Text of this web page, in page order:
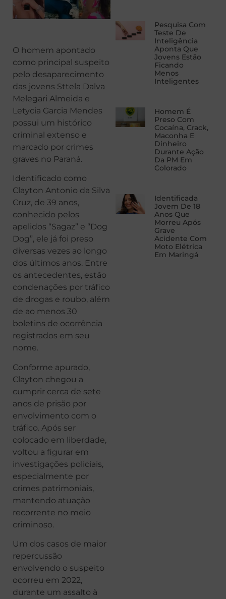
O homem apontado
como principal suspeito
pelo desaparecimento
das jovens Sttela Dalva
Melegari Almeida e
Letycia Garcia Mendes
possui um histórico
criminal extenso e
marcado por crimes
graves no Paraná.
Identificado como
Clayton Antonio da Silva
Cruz, de 39 anos,
conhecido pelos
apelidos “Sagaz” e “Dog
Dog”, ele já foi preso
diversas vezes ao longo
dos últimos anos. Entre
os antecedentes, estão
condenações por tráfico
de drogas e roubo, além
de ao menos 30
boletins de ocorrência
registrados em seu
nome.
Conforme apurado,
Clayton chegou a
cumprir cerca de sete
anos de prisão por
envolvimento com o
tráfico. Após ser
colocado em liberdade,
voltou a figurar em
investigações policiais,
especialmente por
crimes patrimoniais,
mantendo atuação
recorrente no meio
criminoso.
Um dos casos de maior
repercussão
envolvendo o suspeito
ocorreu em 2022,
durante um assalto à
Pesquisa Com
Teste De
Inteligência
Aponta Que
Jovens Estão
Ficando
Menos
Inteligentes
Homem É
Preso Com
Cocaína, Crack,
Maconha E
Dinheiro
Durante Ação
Da PM Em
Colorado
Identificada
Jovem De 18
Anos Que
Morreu Após
Grave
Acidente Com
Moto Elétrica
Em Maringá